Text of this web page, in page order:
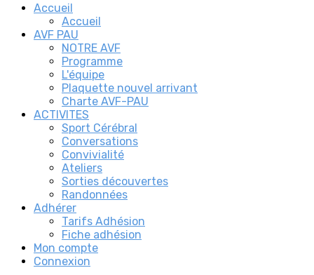
Accueil
Accueil
AVF PAU
NOTRE AVF
Programme
L'équipe
Plaquette nouvel arrivant
Charte AVF-PAU
ACTIVITES
Sport Cérébral
Conversations
Convivialité
Ateliers
Sorties découvertes
Randonnées
Adhérer
Tarifs Adhésion
Fiche adhésion
Mon compte
Connexion